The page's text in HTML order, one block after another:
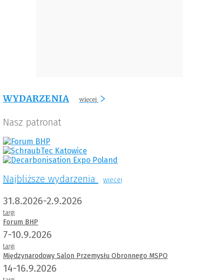
WYDARZENIA więcej
Nasz patronat
Najbliższe wydarzenia wiecej
31.8.2026-2.9.2026
targi
Forum BHP
7-10.9.2026
targi
Międzynarodowy Salon Przemysłu Obronnego MSPO
14-16.9.2026